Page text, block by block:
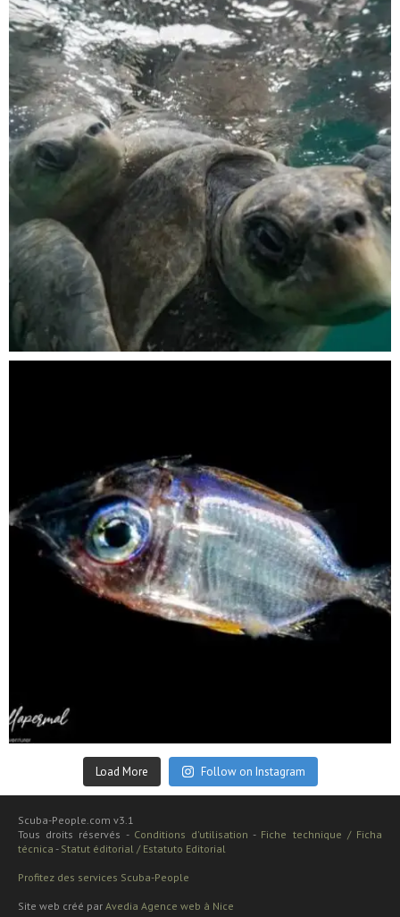
Sep 24
Load More Follow on Instagram
Scuba-People.com v3.1
Tous droits réservés - Conditions d'utilisation - Fiche technique / Ficha
técnica - Statut éditorial / Estatuto Editorial
Profitez des services Scuba-People
Site web créé par Avedia Agence web à Nice